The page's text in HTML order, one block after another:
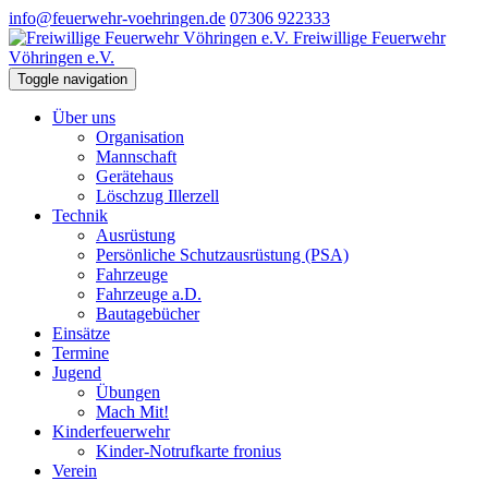
info@feuerwehr-voehringen.de 07306 922333
Freiwillige Feuerwehr
Vöhringen e.V.
Toggle navigation
Über uns
Organisation
Mannschaft
Gerätehaus
Löschzug Illerzell
Technik
Ausrüstung
Persönliche Schutzausrüstung (PSA)
Fahrzeuge
Fahrzeuge a.D.
Bautagebücher
Einsätze
Termine
Jugend
Übungen
Mach Mit!
Kinderfeuerwehr
Kinder-Notrufkarte fronius
Verein